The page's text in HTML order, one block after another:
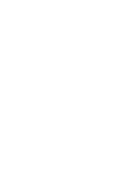
唯一【安心信賴】 ※